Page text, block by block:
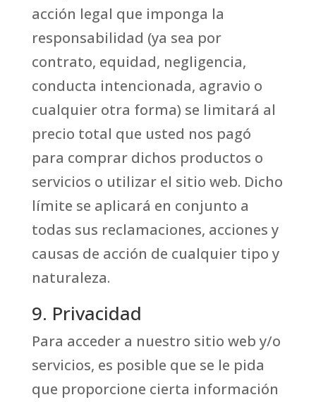
acción legal que imponga la
responsabilidad (ya sea por
contrato, equidad, negligencia,
conducta intencionada, agravio o
cualquier otra forma) se limitará al
precio total que usted nos pagó
para comprar dichos productos o
servicios o utilizar el sitio web. Dicho
límite se aplicará en conjunto a
todas sus reclamaciones, acciones y
causas de acción de cualquier tipo y
naturaleza.
9. Privacidad
Para acceder a nuestro sitio web y/o
servicios, es posible que se le pida
que proporcione cierta información